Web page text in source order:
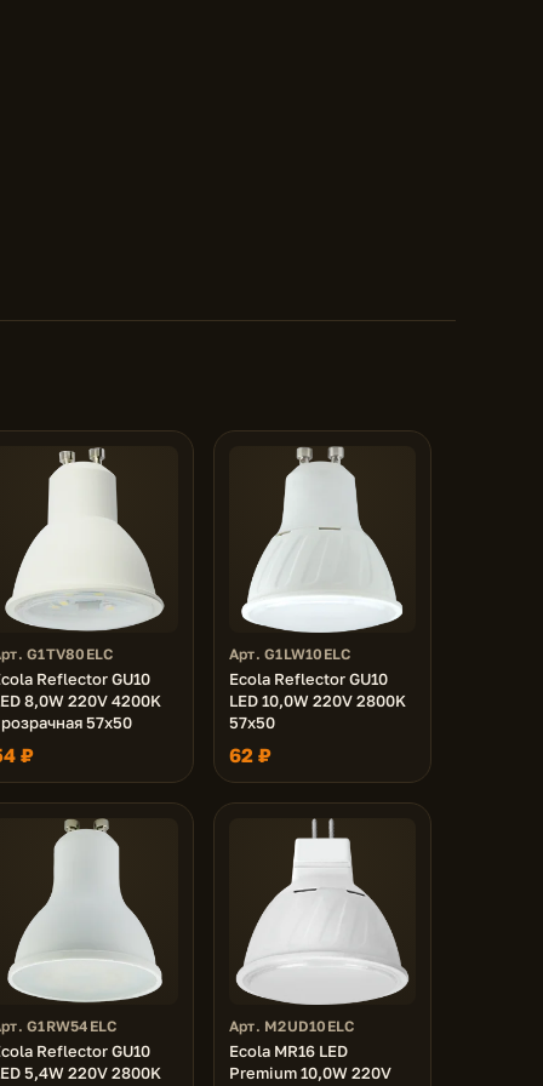
G1TV80ELC
Reflector GU10
8,0W 220V 4200K
57x50
₽
Арт. G1LW10ELC
Ecola Reflector GU10
LED 10,0W 220V 2800K
57x50
62 ₽
G1RW54ELC
Reflector GU10
5,4W 220V 2800K
Арт. M2UD10ELC
Ecola MR16 LED
Premium 10,0W 220V